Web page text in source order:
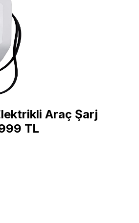
Araç Şarj
TL